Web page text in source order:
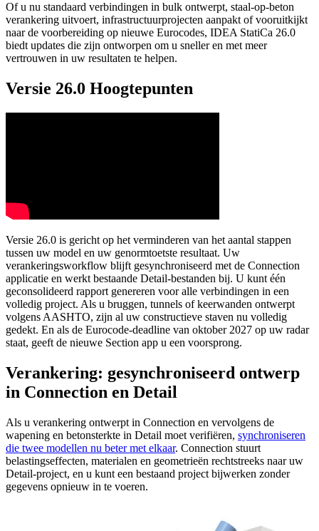
Of u nu standaard verbindingen in bulk ontwerpt, staal-op-beton
verankering uitvoert, infrastructuurprojecten aanpakt of vooruitkijkt
naar de voorbereiding op nieuwe Eurocodes, IDEA StatiCa 26.0
biedt updates die zijn ontworpen om u sneller en met meer
vertrouwen in uw resultaten te helpen.
Versie 26.0 Hoogtepunten
Versie 26.0 is gericht op het verminderen van het aantal stappen
tussen uw model en uw genormtoetste resultaat. Uw
verankeringsworkflow blijft gesynchroniseerd met de Connection
applicatie en werkt bestaande Detail-bestanden bij. U kunt één
geconsolideerd rapport genereren voor alle verbindingen in een
volledig project. Als u bruggen, tunnels of keerwanden ontwerpt
volgens AASHTO, zijn al uw constructieve staven nu volledig
gedekt. En als de Eurocode-deadline van oktober 2027 op uw radar
staat, geeft de nieuwe Section app u een voorsprong.
Verankering: gesynchroniseerd ontwerp
in Connection en Detail
Als u verankering ontwerpt in Connection en vervolgens de
wapening en betonsterkte in Detail moet verifiëren, synchroniseren
die twee modellen nu beter met elkaar. Connection stuurt
belastingseffecten, materialen en geometrieën rechtstreeks naar uw
Detail-project, en u kunt een bestaand project bijwerken zonder
gegevens opnieuw in te voeren.